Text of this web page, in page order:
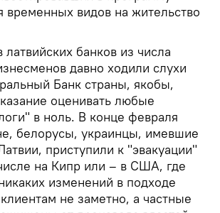
временных видов на жительство
банков из числа
давно ходили слухи
Банк страны, якобы,
оценивать любые
в ноль. В конце февраля
белорусы, украинцы, имевшие
приступили к "эвакуации"
на Кипр или – в США, где
изменений в подходе
не заметно, а частные